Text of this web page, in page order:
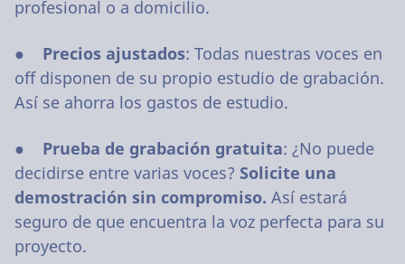
profesional o a domicilio.
● Precios ajustados: Todas nuestras voces en
off disponen de su propio estudio de grabación.
Así se ahorra los gastos de estudio.
● Prueba de grabación gratuita: ¿No puede
decidirse entre varias voces? Solicite una
demostración sin compromiso. Así estará
seguro de que encuentra la voz perfecta para su
proyecto.